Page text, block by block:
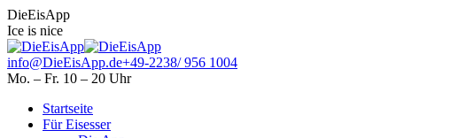
Skip
to
content
Facebook
page
opens
in
new
Instagram
page
opens
in
new
DieEisApp
Ice is nice
info@DieEisApp.de+49-2238/ 956 1004
Mo. – Fr. 10 – 20 Uhr
Startseite
Für Eisesser